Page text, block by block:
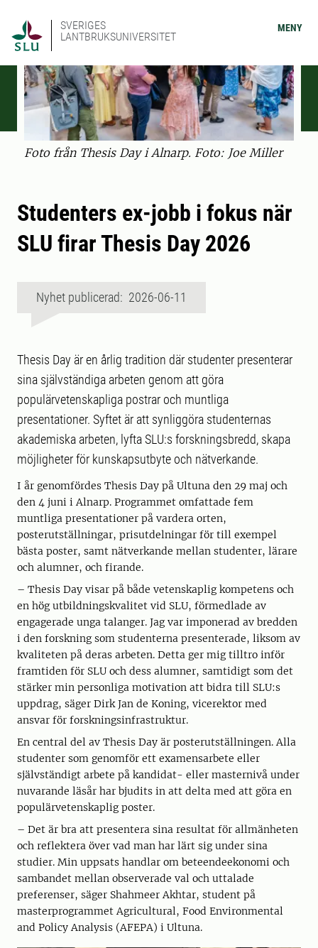
SVERIGES
LANTBRUKSUNIVERSITET
MENY
Foto från Thesis Day i Alnarp. Foto: Joe Miller
Studenters ex-jobb i fokus när
SLU firar Thesis Day 2026
Nyhet publicerad: 2026-06-11
Thesis Day är en årlig tradition där studenter presenterar
sina självständiga arbeten genom att göra
populärvetenskapliga postrar och muntliga
presentationer. Syftet är att synliggöra studenternas
akademiska arbeten, lyfta SLU:s forskningsbredd, skapa
möjligheter för kunskapsutbyte och nätverkande.
I år genomfördes Thesis Day på Ultuna den 29 maj och
den 4 juni i Alnarp. Programmet omfattade fem
muntliga presentationer på vardera orten,
posterutställningar, prisutdelningar för till exempel
bästa poster, samt nätverkande mellan studenter, lärare
och alumner, och firande.
– Thesis Day visar på både vetenskaplig kompetens och
en hög utbildningskvalitet vid SLU, förmedlade av
engagerade unga talanger. Jag var imponerad av bredden
i den forskning som studenterna presenterade, liksom av
kvaliteten på deras arbeten. Detta ger mig tilltro inför
framtiden för SLU och dess alumner, samtidigt som det
stärker min personliga motivation att bidra till SLU:s
uppdrag, säger Dirk Jan de Koning, vicerektor med
ansvar för forskningsinfrastruktur.
En central del av Thesis Day är posterutställningen. Alla
studenter som genomför ett examensarbete eller
självständigt arbete på kandidat- eller masternivå under
nuvarande läsår har bjudits in att delta med att göra en
populärvetenskaplig poster.
– Det är bra att presentera sina resultat för allmänheten
och reflektera över vad man har lärt sig under sina
studier. Min uppsats handlar om beteendeekonomi och
sambandet mellan observerade val och uttalade
preferenser, säger Shahmeer Akhtar, student på
masterprogrammet Agricultural, Food Environmental
and Policy Analysis (AFEPA) i Ultuna.